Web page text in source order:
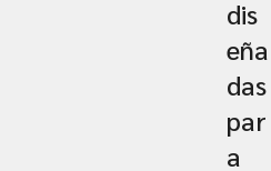
dis
eña
das
par
a